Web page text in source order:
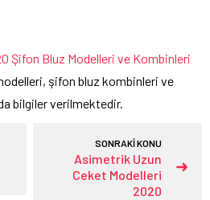
Şifon Bluz Modelleri ve Kombinleri
şifon bluz kombinleri ve
bilgiler verilmektedir.
SONRAKİ KONU
Asimetrik Uzun
Ceket Modelleri
2020